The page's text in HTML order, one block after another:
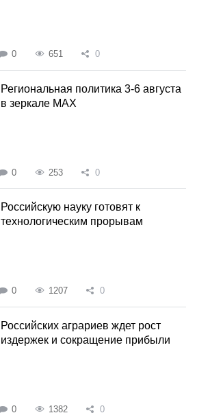
0 651 0
Региональная политика 3-6 августа
в зеркале MAX
0 253 0
Российскую науку готовят к
технологическим прорывам
0 1207 0
Российских аграриев ждет рост
издержек и сокращение прибыли
0 1382 0